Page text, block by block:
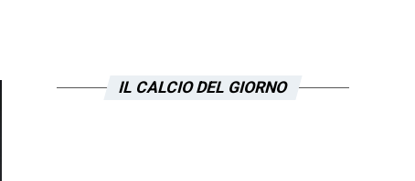
IL CALCIO DEL GIORNO